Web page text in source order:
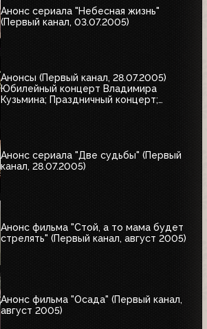
Анонс сериала "Небесная жизнь"
(Первый канал, 03.07.2005)
Анонсы (Первый канал, 28.07.2005)
Юбилейный концерт Владимира
Кузьмина; Праздничный концерт;
Анонс сериала "Две судьбы" (Первый
канал, 28.07.2005)
Анонс фильма "Стой, а то мама будет
стрелять" (Первый канал, август 2005)
Анонс фильма "Осада" (Первый канал,
август 2005)